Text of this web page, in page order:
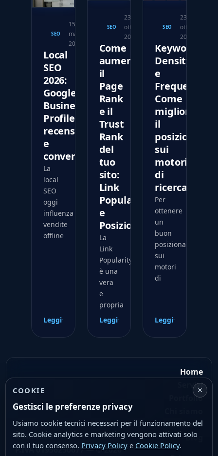
SEO
15
marzo
2026
Local
SEO
2026:
Google
Business
Profile,
recensioni
e
conversioni
La
local
SEO
oggi
influenza
vendite
offline
Leggi
SEO
23
ottobre
2017
Come
aumentare
il
Page
Rank
e il
Trust
Rank
del
tuo
sito:
Link
Popularity
e
Posizionamento
La
Link
Popularity
è una
vera
e
propria
Leggi
SEO
23
ottobre
2017
Keywords
Density
e
Frequency:
Come
migliorare
il
sui
motori
di
ricerca
Per
ottenere
un
buon
posizionamento
sui
motori
di
Leggi
Geminit Srl
P.IVA 01936250677 — © 2026
Home
Servizi
Portfolio
Contatti
Blog
×
COOKIE
Gestisci le preferenze privacy
Usiamo cookie tecnici necessari per il funzionamento del
sito. Cookie analytics e marketing vengono attivati solo
con il tuo consenso. Privacy Policy e Cookie Policy.